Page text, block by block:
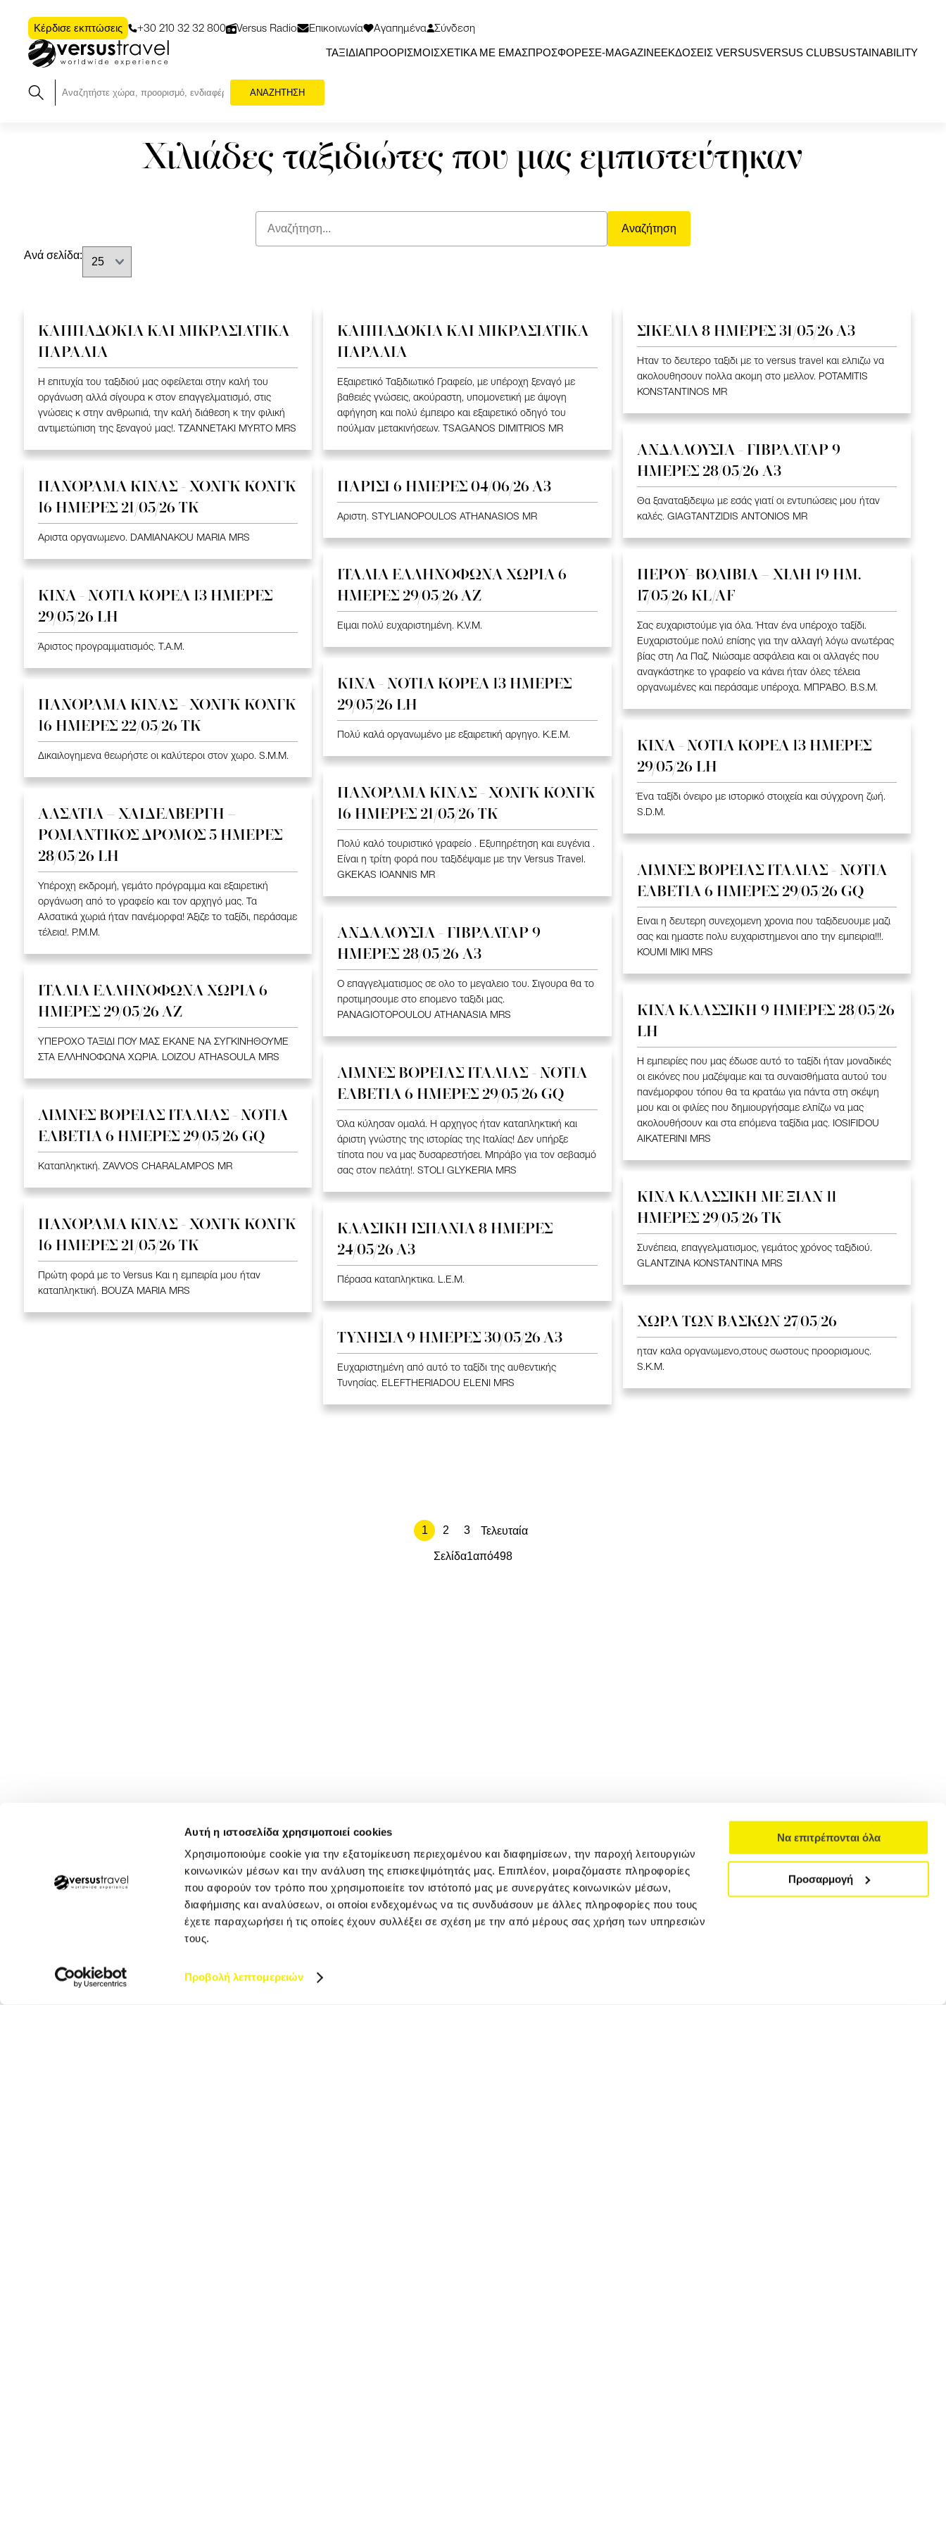
Αυτή η ιστοσελίδα χρησιμοποιεί cookies
Χρησιμοποιούμε cookie για την εξατομίκευση περιεχομένου και διαφημίσεων, την παροχή λειτουργιών
κοινωνικών μέσων και την ανάλυση της επισκεψιμότητάς μας. Επιπλέον, μοιραζόμαστε πληροφορίες
που αφορούν τον τρόπο που χρησιμοποιείτε τον ιστότοπό μας με συνεργάτες κοινωνικών μέσων,
διαφήμισης και αναλύσεων, οι οποίοι ενδεχομένως να τις συνδυάσουν με άλλες πληροφορίες που τους
έχετε παραχωρήσει ή τις οποίες έχουν συλλέξει σε σχέση με την από μέρους σας χρήση των υπηρεσιών
τους.
Προβολή λεπτομερειών
Να επιτρέπονται όλα
Προσαρμογή
Κέρδισε εκπτώσεις +30 210 32 32 800 Versus Radio Επικοινωνία Αγαπημένα Σύνδεση
ΤΑΞΙΔΙΑΠΡΟΟΡΙΣΜΟΙΣΧΕΤΙΚΑ ΜΕ ΕΜΑΣΠΡΟΣΦΟΡΕΣΕ-ΜΑGAZINEΕΚΔΟΣΕΙΣ VERSUSVERSUS CLUBSUSTAINABILITY
ΑΝΑΖΗΤΗΣΗ
Χιλιάδες ταξιδιώτες που μας εμπιστεύτηκαν
Αναζήτηση
Ανά σελίδα:
ΚΑΠΠΑΔΟΚΙΑ ΚΑΙ ΜΙΚΡΑΣΙΑΤΙΚΑ
ΠΑΡΑΛΙΑ
Η επιτυχία του ταξιδιού μας οφείλεται στην καλή του
οργάνωση αλλά σίγουρα κ στον επαγγελματισμό, στις
γνώσεις κ στην ανθρωπιά, την καλή διάθεση κ την φιλική
αντιμετώπιση της ξεναγού μας!. TZANNETAKI MYRTO MRS
ΚΑΠΠΑΔΟΚΙΑ ΚΑΙ ΜΙΚΡΑΣΙΑΤΙΚΑ
ΠΑΡΑΛΙΑ
Εξαιρετικό Ταξιδιωτικό Γραφείο, με υπέροχη ξεναγό με
βαθειές γνώσεις, ακούραστη, υπομονετική με άψογη
αφήγηση και πολύ έμπειρο και εξαιρετικό οδηγό του
πούλμαν μετακινήσεων. TSAGANOS DIMITRIOS MR
ΣΙΚΕΛΙΑ 8 ΗΜΕΡΕΣ 31/05/26 Α3
Ηταν το δευτερο ταξιδι με το versus travel και ελπιζω να
ακολουθησουν πολλα ακομη στο μελλον. POTAMITIS
KONSTANTINOS MR
ΑΝΔΑΛΟΥΣΙΑ - ΓΙΒΡΑΛΤΑΡ 9
ΗΜΕΡΕΣ 28/05/26 A3
Θα ξαναταξιδεψω με εσάς γιατί οι εντυπώσεις μου ήταν
καλές. GIAGTANTZIDIS ANTONIOS MR
ΠΑΝΟΡΑΜΑ ΚΙΝΑΣ - ΧΟΝΓΚ ΚΟΝΓΚ
16 ΗΜΕΡΕΣ 21/05/26 TK
Αριστα οργανωμενο. DAMIANAKOU MARIA MRS
ΠΑΡΙΣΙ 6 ΗΜΕΡΕΣ 04/06/26 Α3
Αριστη. STYLIANOPOULOS ATHANASIOS MR
ΙΤΑΛΙΑ ΕΛΛΗΝΟΦΩΝΑ ΧΩΡΙΑ 6
ΗΜΕΡΕΣ 29/05/26 ΑΖ
Ειμαι πολύ ευχαριστημένη. K.V.M.
ΠΕΡΟΥ- ΒΟΛΙΒΙΑ – ΧΙΛΗ 19 HM.
17/05/26 KL/AF
Σας ευχαριστούμε για όλα. Ήταν ένα υπέροχο ταξίδι.
Ευχαριστούμε πολύ επίσης για την αλλαγή λόγω ανωτέρας
βίας στη Λα Παζ. Νιώσαμε ασφάλεια και οι αλλαγές που
αναγκάστηκε το γραφείο να κάνει ήταν όλες τέλεια
οργανωμένες και περάσαμε υπέροχα. ΜΠΡΆΒΟ. B.S.M.
ΚΙΝΑ - ΝΟΤΙΑ ΚΟΡΕΑ 13 ΗΜΕΡΕΣ
29/05/26 LH
Άριστος προγραμματισμός. T.A.M.
ΚΙΝΑ - ΝΟΤΙΑ ΚΟΡΕΑ 13 ΗΜΕΡΕΣ
29/05/26 LH
Πολύ καλά οργανωμένο με εξαιρετική αργηγο. K.E.M.
ΠΑΝΟΡΑΜΑ ΚΙΝΑΣ - ΧΟΝΓΚ ΚΟΝΓΚ
16 ΗΜΕΡΕΣ 22/05/26 TK
Δικαιλογημενα θεωρήστε οι καλύτεροι στον χωρο. S.M.M.
ΚΙΝΑ - ΝΟΤΙΑ ΚΟΡΕΑ 13 ΗΜΕΡΕΣ
29/05/26 LH
Ένα ταξίδι όνειρο με ιστορικό στοιχεία και σύγχρονη ζωή.
S.D.M.
ΠΑΝΟΡΑΜΑ ΚΙΝΑΣ - ΧΟΝΓΚ ΚΟΝΓΚ
16 ΗΜΕΡΕΣ 21/05/26 TK
Πολύ καλό τουριστικό γραφείο . Εξυπηρέτηση και ευγένια .
Είναι η τρίτη φορά που ταξιδέψαμε με την Versus Travel.
GKEKAS IOANNIS MR
ΑΛΣΑΤΙΑ – ΧΑΙΔΕΛΒΕΡΓΗ –
ΡΟΜΑΝΤΙΚΟΣ ΔΡΟΜΟΣ 5 ΗΜΕΡΕΣ
28/05/26 LH
Υπέροχη εκδρομή, γεμάτο πρόγραμμα και εξαιρετική
οργάνωση από το γραφείο και τον αρχηγό μας. Τα
Αλσατικά χωριά ήταν πανέμορφα! Άξιζε το ταξίδι, περάσαμε
τέλεια!. P.M.M.
ΛΙΜΝΕΣ ΒΟΡΕΙΑΣ ΙΤΑΛΙΑΣ - ΝΟΤΙΑ
ΕΛΒΕΤΙΑ 6 ΗΜΕΡΕΣ 29/05/26 GQ
Ειναι η δευτερη συνεχομενη χρονια που ταξιδευουμε μαζι
σας και ημαστε πολυ ευχαριστημενοι απο την εμπειρια!!!.
KOUMI MIKI MRS
ΑΝΔΑΛΟΥΣΙΑ - ΓΙΒΡΑΛΤΑΡ 9
ΗΜΕΡΕΣ 28/05/26 A3
Ο επαγγελματισμος σε ολο το μεγαλειο του. Σιγουρα θα το
προτιμησουμε στο επομενο ταξιδι μας.
PANAGIOTOPOULOU ATHANASIA MRS
ΙΤΑΛΙΑ ΕΛΛΗΝΟΦΩΝΑ ΧΩΡΙΑ 6
ΗΜΕΡΕΣ 29/05/26 ΑΖ
ΥΠΕΡΟΧΟ ΤΑΞΙΔΙ ΠΟΥ ΜΑΣ ΕΚΑΝΕ ΝΑ ΣΥΓΚΙΝΗΘΟΥΜΕ
ΣΤΑ ΕΛΛΗΝΟΦΩΝΑ ΧΩΡΙΑ. LOIZOU ATHASOULA MRS
ΚΙΝΑ KΛΑΣΣΙΚΗ 9 ΗΜΕΡΕΣ 28/05/26
LH
Η εμπειρίες που μας έδωσε αυτό το ταξίδι ήταν μοναδικές
οι εικόνες που μαζέψαμε και τα συναισθήματα αυτού του
πανέμορφου τόπου θα τα κρατάω για πάντα στη σκέψη
μου και οι φιλίες που δημιουργήσαμε ελπίζω να μας
ακολουθήσουν και στα επόμενα ταξίδια μας. IOSIFIDOU
AIKATERINI MRS
ΛΙΜΝΕΣ ΒΟΡΕΙΑΣ ΙΤΑΛΙΑΣ - ΝΟΤΙΑ
ΕΛΒΕΤΙΑ 6 ΗΜΕΡΕΣ 29/05/26 GQ
Όλα κύλησαν ομαλά. Η αρχηγος ήταν καταπληκτική και
άριστη γνώστης της ιστορίας της Ιταλίας! Δεν υπήρξε
τίποτα που να μας δυσαρεστήσει. Μπράβο για τον σεβασμό
σας στον πελάτη!. STOLI GLYKERIA MRS
ΛΙΜΝΕΣ ΒΟΡΕΙΑΣ ΙΤΑΛΙΑΣ - ΝΟΤΙΑ
ΕΛΒΕΤΙΑ 6 ΗΜΕΡΕΣ 29/05/26 GQ
Καταπληκτική. ZAVVOS CHARALAMPOS MR
ΚΙΝΑ KΛΑΣΣΙΚΗ ME ΞΙΑΝ 11
ΗΜΕΡΕΣ 29/05/26 ΤΚ
Συνέπεια, επαγγελματισμος, γεμάτος χρόνος ταξιδιού.
GLANTZINA KONSTANTINA MRS
ΠΑΝΟΡΑΜΑ ΚΙΝΑΣ - ΧΟΝΓΚ ΚΟΝΓΚ
16 ΗΜΕΡΕΣ 21/05/26 TK
Πρώτη φορά με το Versus Και η εμπειρία μου ήταν
καταπληκτική. BOUZA MARIA MRS
ΚΛΑΣΙΚΗ ΙΣΠΑΝΙΑ 8 ΗΜΕΡΕΣ
24/05/26 Α3
Πέρασα καταπληκτικα. L.E.M.
ΧΩΡΑ ΤΩΝ ΒΑΣΚΩΝ 27/05/26
ηταν καλα οργανωμενο,στους σωστους προορισμους.
S.K.M.
ΤΥΝΗΣΙΑ 9 ΗΜΕΡΕΣ 30/05/26 Α3
Ευχαριστημένη από αυτό το ταξίδι της αυθεντικής
Τυνησίας. ELEFTHERIADOU ELENI MRS
1 2 3 Τελευταία
Σελίδα1από498